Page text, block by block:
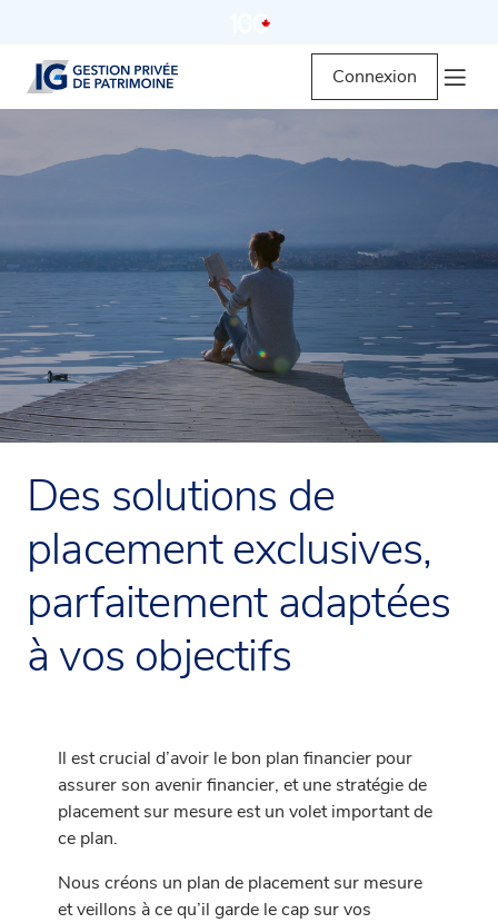
Connexion
Des solutions de
placement exclusives,
parfaitement adaptées
à vos objectifs
Il est crucial d’avoir le bon plan financier pour
assurer son avenir financier, et une stratégie de
placement sur mesure est un volet important de
ce plan.
Nous créons un plan de placement sur mesure
et veillons à ce qu’il garde le cap sur vos